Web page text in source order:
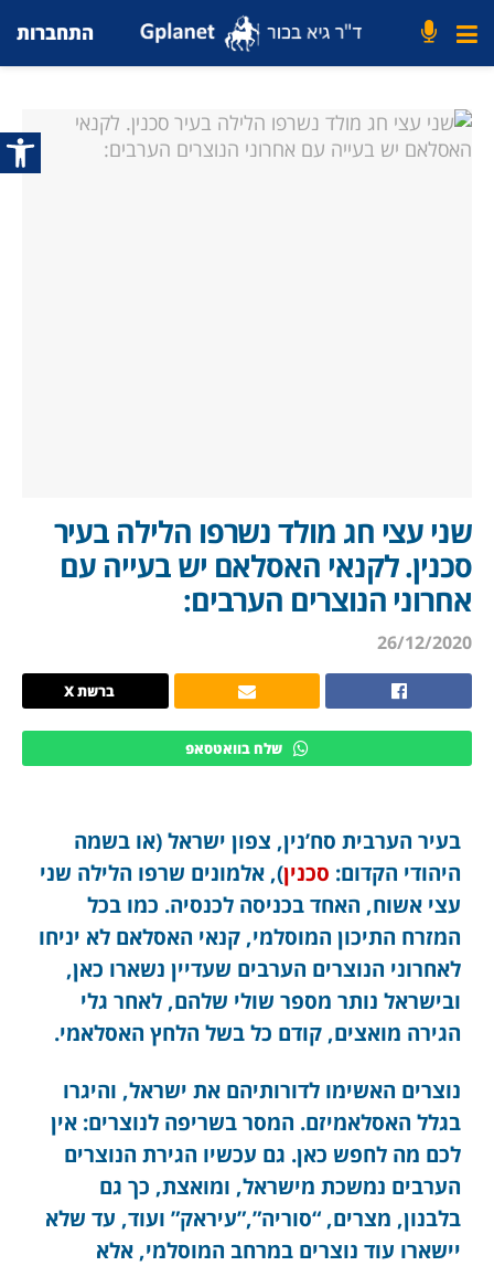
פתח
התחברות
שני עצי חג מולד נשרפו הלילה בעיר
סכנין. לקנאי האסלאם יש בעייה עם
אחרוני הנוצרים הערבים:
26/12/2020
ברשת X
שלח בוואטסאפ
בעיר הערבית סח’נין, צפון ישראל (או בשמה
היהודי הקדום: סכנין), אלמונים שרפו הלילה שני
עצי אשוח, האחד בכניסה לכנסיה. כמו בכל
המזרח התיכון המוסלמי, קנאי האסלאם לא יניחו
לאחרוני הנוצרים הערבים שעדיין נשארו כאן,
ובישראל נותר מספר שולי שלהם, לאחר גלי
הגירה מואצים, קודם כל בשל הלחץ האסלאמי.
נוצרים האשימו לדורותיהם את ישראל, והיגרו
בגלל האסלאמיזם. המסר בשריפה לנוצרים: אין
לכם מה לחפש כאן. גם עכשיו הגירת הנוצרים
הערבים נמשכת מישראל, ומואצת, כך גם
בלבנון, מצרים, “סוריה”,”עיראק” ועוד, עד שלא
יישארו עוד נוצרים במרחב המוסלמי, אלא